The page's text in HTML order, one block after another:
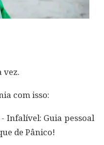
vez.
com isso: